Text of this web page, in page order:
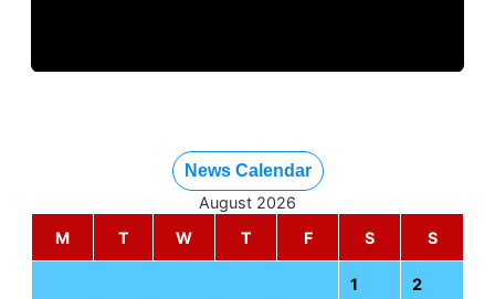
News Calendar
August 2026
M
T W T F S S
1 2